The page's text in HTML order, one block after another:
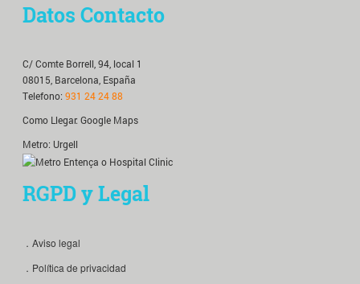
Datos Contacto
C/ Comte Borrell, 94, local 1
08015, Barcelona, España
Telefono:931 24 24 88
Como Llegar:Google Maps
Metro: Urgell
RGPD y Legal
．Aviso legal
．Política de privacidad